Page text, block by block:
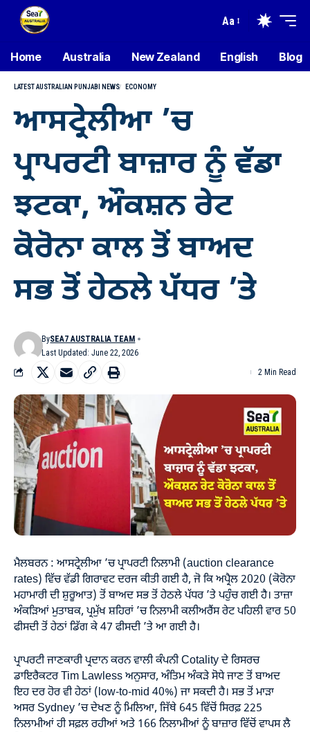
Aa
Home Australia New Zealand English Blog
LATEST AUSTRALIAN PUNJABI NEWS ECONOMY
ਆਸਟ੍ਰੇਲੀਆ ’ਚ
ਪ੍ਰਾਪਰਟੀ ਬਾਜ਼ਾਰ ਨੂੰ ਵੱਡਾ
ਝਟਕਾ, ਔਕਸ਼ਨ ਰੇਟ
ਕੋਰੋਨਾ ਕਾਲ ਤੋਂ ਬਾਅਦ
ਸਭ ਤੋਂ ਹੇਠਲੇ ਪੱਧਰ ’ਤੇ
Last Updated: June 22, 2026
BySEA7 AUSTRALIA TEAM
2 Min Read
ਮੈਲਬਰਨ : ਆਸਟ੍ਰੇਲੀਆ ’ਚ ਪ੍ਰਾਪਰਟੀ ਨਿਲਾਮੀ (auction clearance
rates) ਵਿੱਚ ਵੱਡੀ ਗਿਰਾਵਟ ਦਰਜ ਕੀਤੀ ਗਈ ਹੈ, ਜੋ ਕਿ ਅਪ੍ਰੈਲ 2020 (ਕੋਰੋਨਾ
ਮਹਾਮਾਰੀ ਦੀ ਸ਼ੁਰੂਆਤ) ਤੋਂ ਬਾਅਦ ਸਭ ਤੋਂ ਹੇਠਲੇ ਪੱਧਰ ’ਤੇ ਪਹੁੰਚ ਗਈ ਹੈ। ਤਾਜ਼ਾ
ਅੰਕੜਿਆਂ ਮੁਤਾਬਕ, ਪ੍ਰਮੁੱਖ ਸ਼ਹਿਰਾਂ ’ਚ ਨਿਲਾਮੀ ਕਲੀਅਰੈਂਸ ਰੇਟ ਪਹਿਲੀ ਵਾਰ 50
ਫੀਸਦੀ ਤੋਂ ਹੇਠਾਂ ਡਿੱਗ ਕੇ 47 ਫੀਸਦੀ ’ਤੇ ਆ ਗਈ ਹੈ।
ਪ੍ਰਾਪਰਟੀ ਜਾਣਕਾਰੀ ਪ੍ਰਦਾਨ ਕਰਨ ਵਾਲੀ ਕੰਪਨੀ Cotality ਦੇ ਰਿਸਰਚ
ਡਾਇਰੈਕਟਰ Tim Lawless ਅਨੁਸਾਰ, ਅੰਤਿਮ ਅੰਕੜੇ ਸੋਧੇ ਜਾਣ ਤੋਂ ਬਾਅਦ
ਇਹ ਦਰ ਹੋਰ ਵੀ ਹੇਠਾਂ (low-to-mid 40%) ਜਾ ਸਕਦੀ ਹੈ। ਸਭ ਤੋਂ ਮਾੜਾ
ਅਸਰ Sydney ’ਚ ਦੇਖਣ ਨੂੰ ਮਿਲਿਆ, ਜਿੱਥੇ 645 ਵਿੱਚੋਂ ਸਿਰਫ਼ 225
ਨਿਲਾਮੀਆਂ ਹੀ ਸਫ਼ਲ ਰਹੀਆਂ ਅਤੇ 166 ਨਿਲਾਮੀਆਂ ਨੂੰ ਬਾਜ਼ਾਰ ਵਿੱਚੋਂ ਵਾਪਸ ਲੈ